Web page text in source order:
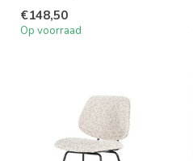
€148,50
Op voorraad